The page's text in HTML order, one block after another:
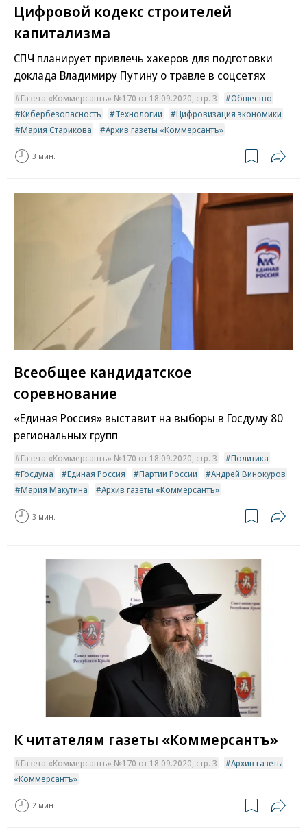
Цифровой кодекс строителей
капитализма
СПЧ планирует привлечь хакеров для подготовки
доклада Владимиру Путину о травле в соцсетях
Газета «Коммерсантъ» №170 от 18.09.2020, стр. 3
Общество
Кибербезопасность
Технологии
Цифровизация экономики
Мария Старикова
Архив газеты «Коммерсантъ»
3 мин.
Всеобщее кандидатское
соревнование
«Единая Россия» выставит на выборы в Госдуму 80
региональных групп
Газета «Коммерсантъ» №170 от 18.09.2020, стр. 3
Политика
Госдума
Единая Россия Партии России
Андрей Винокуров
Мария Макутина
Архив газеты «Коммерсантъ»
3 мин.
К читателям газеты «Коммерсантъ»
Газета «Коммерсантъ» №170 от 18.09.2020, стр. 3
Архив газеты
«Коммерсантъ»
2 мин.